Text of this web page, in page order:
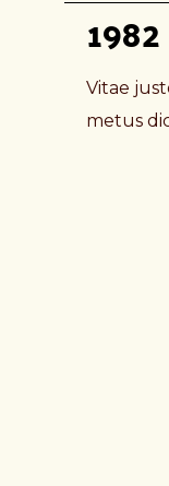
1982
Vitae
metus